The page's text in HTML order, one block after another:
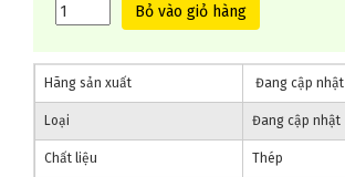
Bỏ vào giỏ hàng
Hãng sản xuất Đang cập nhật
Loại Đang cập nhật
Chất liệu Thép